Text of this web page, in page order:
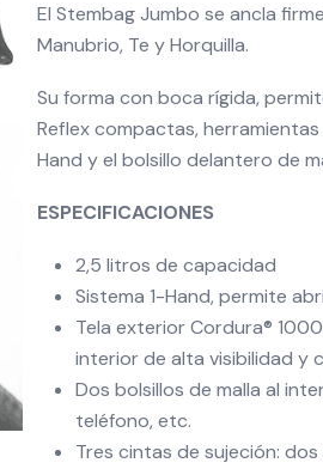
El Stembag Jumbo se ancla
Manubrio, Te y Horquilla.
Su forma con boca rígida,
Reflex compactas,
Hand y el bolsillo delantero de
ESPECIFICACIONES
2,5 litros de capacidad
Sistema 1-Hand, permite
Tela exterior Cordura®
interior de alta visibilidad y
Dos bolsillos de malla al
teléfono, etc.
Tres cintas de sujeción: